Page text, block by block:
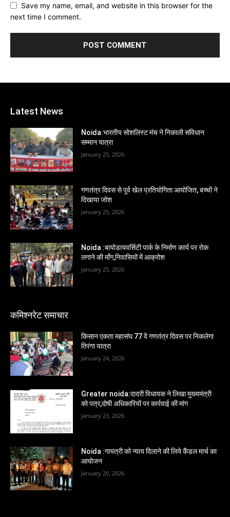
Save my name, email, and website in this browser for the
next time I comment.
Latest News
Noida:भारतीय सोशलिस्ट मंच ने निकाली संविधान
सम्मान यात्रा
January 25, 2026
गणतंत्र दिवस से पूर्व खेल प्रतियोगिता आयोजित, बच्चों ने
दिखाया जोश
January 25, 2026
Noida :बायोडायवर्सिटी पार्क के निर्माण कार्य पर रोक
लगाने की माँग,निवासियों में आक्रोश
January 25, 2026
कमिश्नरेट समाचार
किसान एकता महासंघ 77 वें गणतंत्र दिवस पर निकलेगा
तिरंगा यात्रा
January 24, 2026
Greater noida:दादरी विधायक ने लिखा मुख्यमंत्री
को पत्र,दोषी अधिकारियों पर कार्रवाई की मांग
January 23, 2026
Noida :गायत्री को न्याय दिलाने की लिये कैंडल मार्च का
आयोजन
January 20, 2026